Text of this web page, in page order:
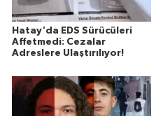
Hatay'da EDS Sürücüleri
Affetmedi: Cezalar
Adreslere Ulaştırılıyor!